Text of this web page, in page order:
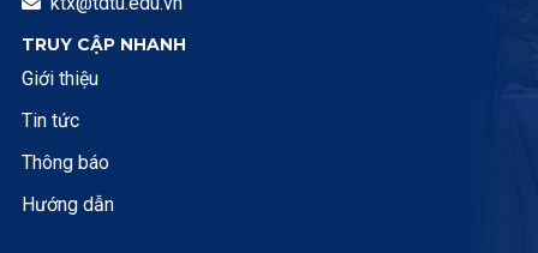
TRUY CẬP NHANH
Giới thiệu
Tin tức
Thông báo
Hướng dẫn